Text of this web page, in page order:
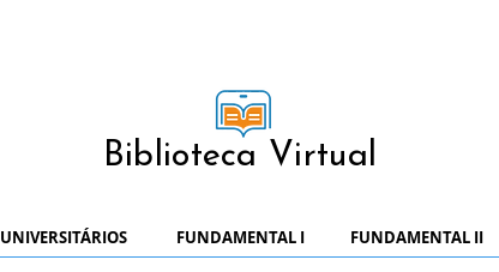
Biblioteca Virtual
UNIVERSITÁRIOS FUNDAMENTAL I FUNDAMENTAL II